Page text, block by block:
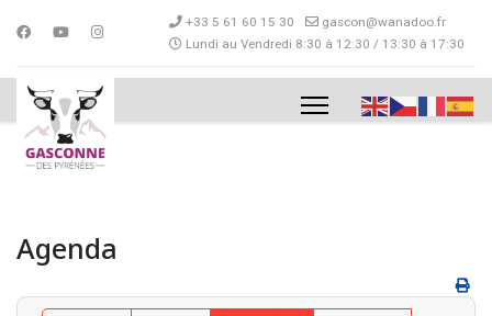
+33 5 61 60 15 30
gascon@wanadoo.fr
Lundi au Vendredi 8:30 à 12:30 / 13:30 à 17:30
Agenda